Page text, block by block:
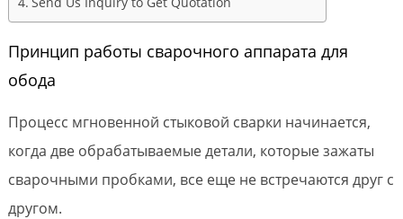
Принцип работы сварочного аппарата для
обода
Процесс мгновенной стыковой сварки начинается,
когда две обрабатываемые детали, которые зажаты
сварочными пробками, все еще не встречаются друг с
другом.